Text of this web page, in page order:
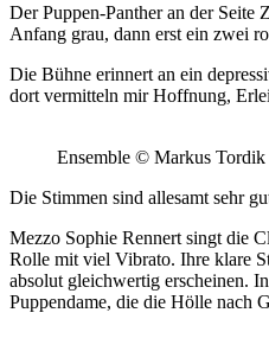
Der Puppen-Panther an der Seite
Anfang grau, dann erst ein zwei
Die Bühne erinnert an ein
dort vermitteln mir Hoffnung,
Ensemble © Markus Tordik
Die Stimmen sind allesamt sehr
Mezzo Sophie Rennert singt die
Rolle mit viel Vibrato. Ihre klare
absolut gleichwertig erscheinen.
Puppendame, die die Hölle nach